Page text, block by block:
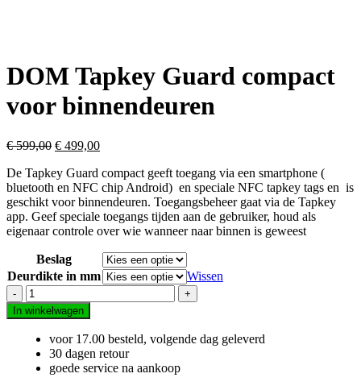
DOM Tapkey Guard compact
voor binnendeuren
€599,00 € 499,00
De Tapkey Guard compact geeft toegang via een smartphone (
bluetooth en NFC chip Android) en speciale NFC tapkey tags en is
geschikt voor binnendeuren. Toegangsbeheer gaat via de Tapkey
app. Geef speciale toegangs tijden aan de gebruiker, houd als
eigenaar controle over wie wanneer naar binnen is geweest
Beslag
Deurdikte in mm
Wissen
DOM
Tapkey
Guard
compact
voor
binnendeuren
aantal
In winkelwagen
voor 17.00 besteld, volgende dag geleverd
30 dagen retour
goede service na aankoop